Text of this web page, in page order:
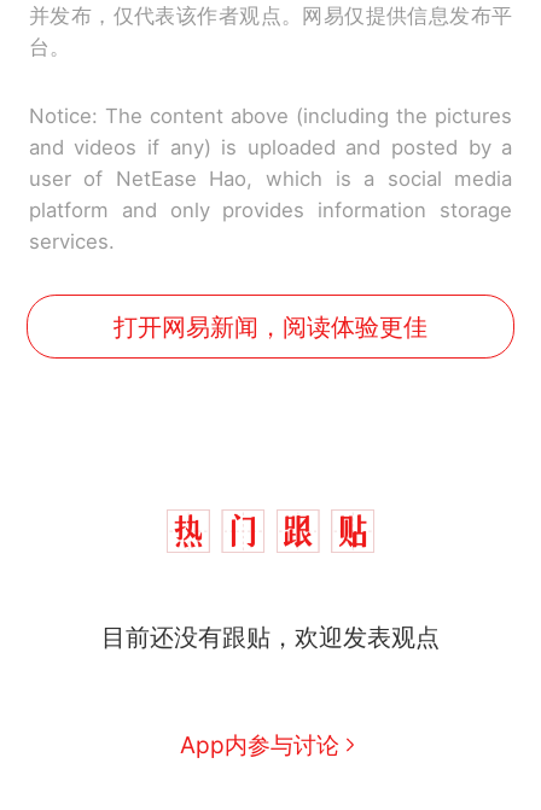
并发布，仅代表该作者观点。网易仅提供信息发布平
台。
Notice: The content above (including the pictures
and videos if any) is uploaded and posted by a
user of NetEase Hao, which is a social media
platform and only provides information storage
services.
打开网易新闻，阅读体验更佳
目前还没有跟贴，欢迎发表观点
App内参与讨论
全部作废，公平么？
国大使骑行绕了几乎整个国境
线一圈，还曾两次到中国寻根
视频丨只要一枚命中就能让航
母瘫痪 轰-6J实力有多强？